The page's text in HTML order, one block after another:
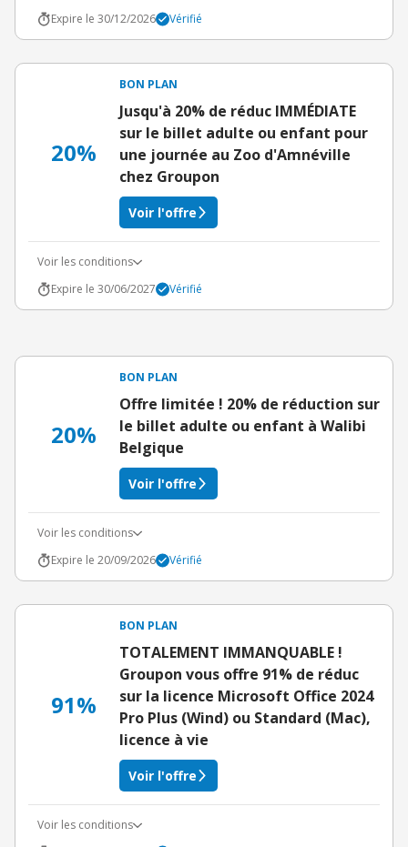
Expire le 30/12/2026
Vérifié
20%
BON PLAN
Jusqu'à 20% de réduc IMMÉDIATE
sur le billet adulte ou enfant pour
une journée au Zoo d'Amnéville
chez Groupon
Voir l'offre
Voir les conditions
Expire le 30/06/2027
Vérifié
20%
BON PLAN
Offre limitée ! 20% de réduction sur
le billet adulte ou enfant à Walibi
Belgique
Voir l'offre
Voir les conditions
Expire le 20/09/2026
Vérifié
91%
BON PLAN
TOTALEMENT IMMANQUABLE !
Groupon vous offre 91% de réduc
sur la licence Microsoft Office 2024
Pro Plus (Wind) ou Standard (Mac),
licence à vie
Voir l'offre
Voir les conditions